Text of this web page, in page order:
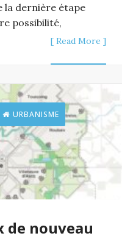
la dernière étape
possibilité,
[ Read More ]
URBANISME
de nouveau